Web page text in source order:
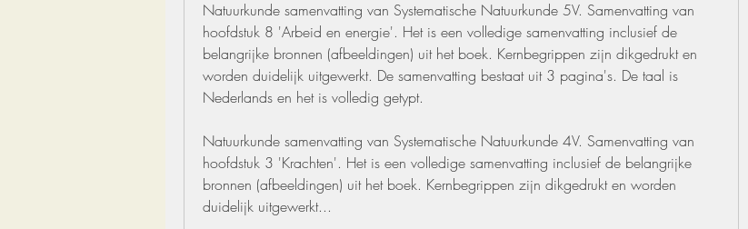
Natuurkunde samenvatting van Systematische Natuurkunde 5V. Samenvatting van
hoofdstuk 8 'Arbeid en energie'. Het is een volledige samenvatting inclusief de
belangrijke bronnen (afbeeldingen) uit het boek. Kernbegrippen zijn dikgedrukt en
worden duidelijk uitgewerkt. De samenvatting bestaat uit 3 pagina's. De taal is
Nederlands en het is volledig getypt.
Natuurkunde samenvatting van Systematische Natuurkunde 4V. Samenvatting van
hoofdstuk 3 'Krachten'. Het is een volledige samenvatting inclusief de belangrijke
bronnen (afbeeldingen) uit het boek. Kernbegrippen zijn dikgedrukt en worden
duidelijk uitgewerkt...